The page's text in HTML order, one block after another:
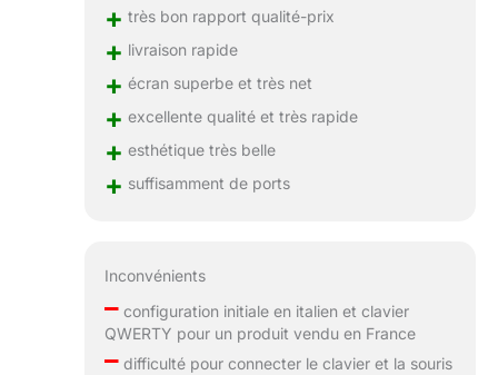
+ très bon rapport qualité-prix
+ livraison rapide
+ écran superbe et très net
+ excellente qualité et très rapide
+ esthétique très belle
+ suffisamment de ports
Inconvénients
–configuration initiale en italien et clavier
QWERTY pour un produit vendu en France
–difficulté pour connecter le clavier et la souris